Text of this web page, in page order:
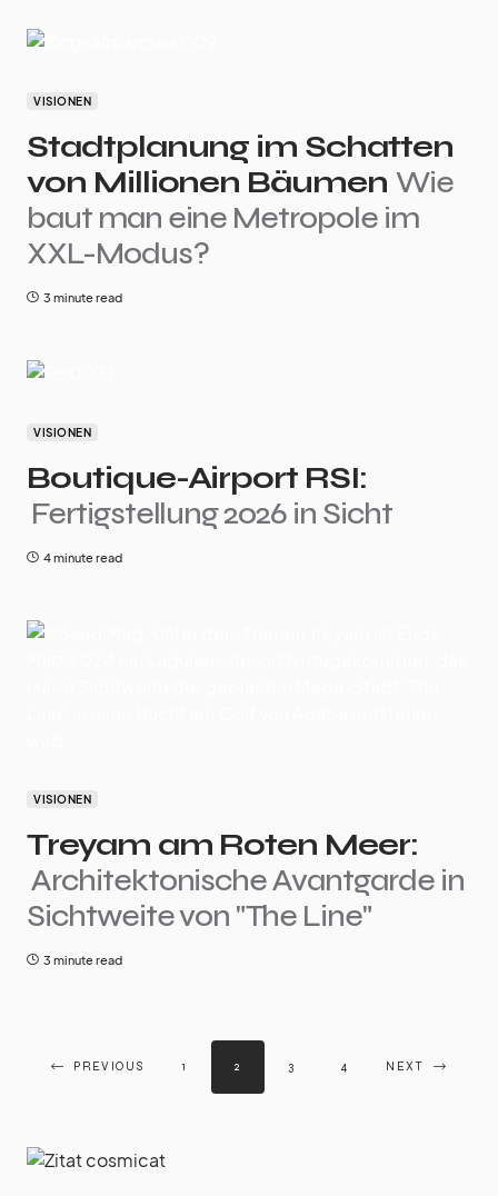
VISIONEN
Stadtplanung im Schatten
von Millionen Bäumen Wie
baut man eine Metropole im
XXL-Modus?
3 minute read
VISIONEN
Boutique-Airport RSI:
Fertigstellung 2026 in Sicht
4 minute read
VISIONEN
Treyam am Roten Meer:
Architektonische Avantgarde in
Sichtweite von "The Line"
3 minute read
PREVIOUS 1 2 3 4 NEXT